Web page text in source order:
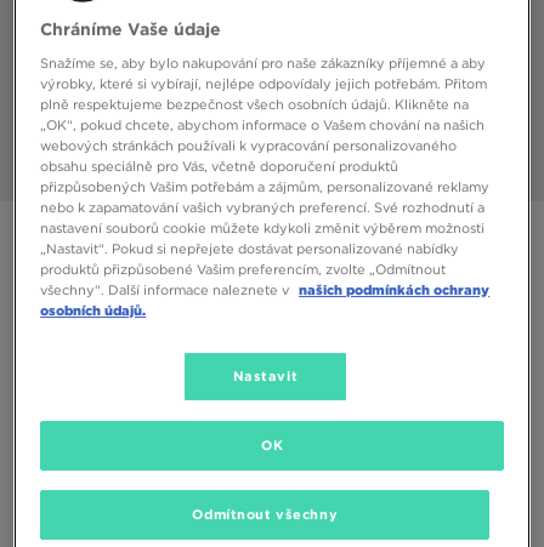
ONLY AT JD
NEW BALANCE 1906
Chráníme Vaše údaje
Snažíme se, aby bylo nakupování pro naše zákazníky příjemné a aby
výrobky, které si vybírají, nejlépe odpovídaly jejich potřebám. Přitom
plně respektujeme bezpečnost všech osobních údajů. Klikněte na
„OK“, pokud chcete, abychom informace o Vašem chování na našich
webových stránkách používali k vypracování personalizovaného
obsahu speciálně pro Vás, včetně doporučení produktů
přizpůsobených Vašim potřebám a zájmům, personalizované reklamy
nebo k zapamatování vašich vybraných preferencí. Své rozhodnutí a
nastavení souborů cookie můžete kdykoli změnit výběrem možnosti
„Nastavit“. Pokud si nepřejete dostávat personalizované nabídky
produktů přizpůsobené Vašim preferencím, zvolte „Odmítnout
všechny“. Další informace naleznete v našich podmínkách ochrany
osobních údajů.
Nastavit
Odmítnout všechny
OK